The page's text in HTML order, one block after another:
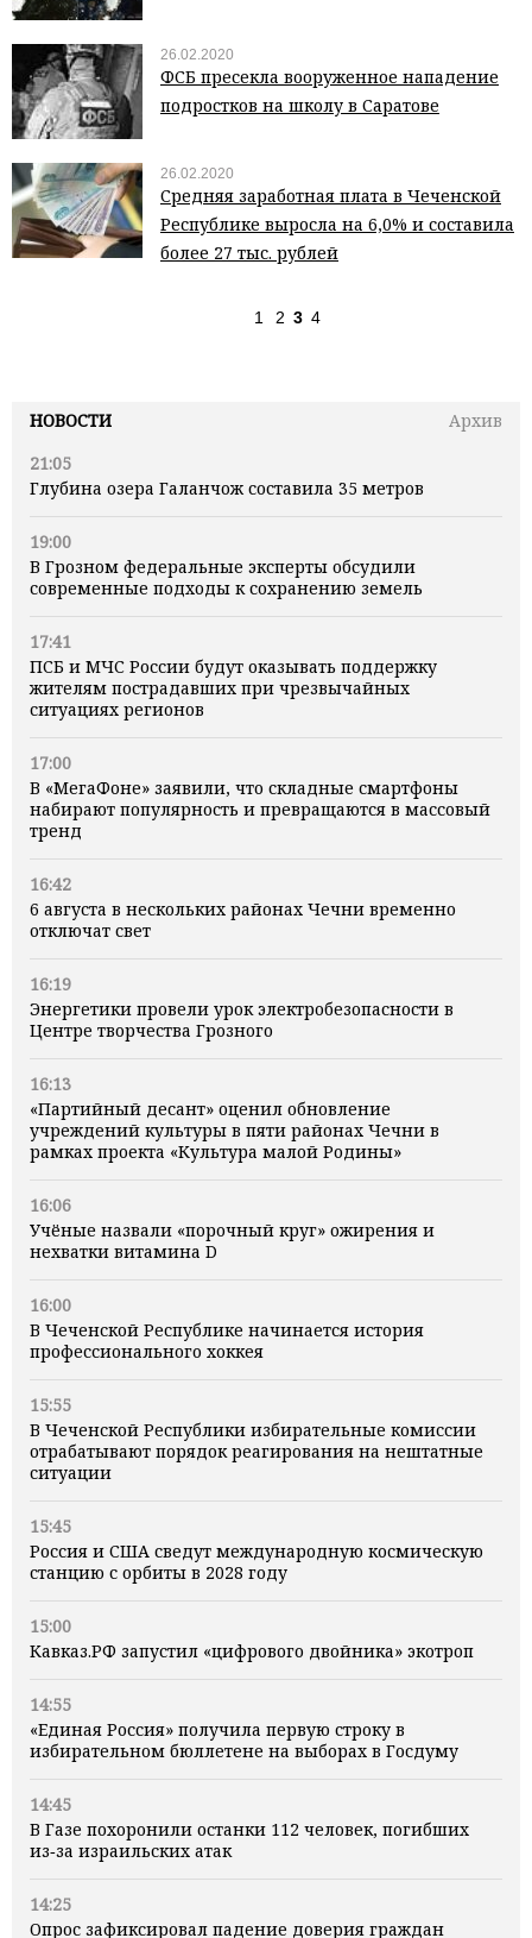
НОВОСТИ
Архив
21:05
Глубина озера Галанчож составила 35 метров
19:00
В Грозном федеральные эксперты обсудили
современные подходы к сохранению земель
17:41
ПСБ и МЧС России будут оказывать поддержку
жителям пострадавших при чрезвычайных
ситуациях регионов
17:00
В «МегаФоне» заявили, что складные смартфоны
набирают популярность и превращаются в массовый
тренд
16:42
6 августа в нескольких районах Чечни временно
отключат свет
16:19
Энергетики провели урок электробезопасности в
Центре творчества Грозного
16:13
«Партийный десант» оценил обновление
учреждений культуры в пяти районах Чечни в
рамках проекта «Культура малой Родины»
16:06
Учёные назвали «порочный круг» ожирения и
нехватки витамина D
16:00
В Чеченской Республике начинается история
профессионального хоккея
15:55
В Чеченской Республики избирательные комиссии
отрабатывают порядок реагирования на нештатные
ситуации
15:45
Россия и США сведут международную космическую
станцию с орбиты в 2028 году
15:00
Кавказ.РФ запустил «цифрового двойника» экотроп
14:55
«Единая Россия» получила первую строку в
избирательном бюллетене на выборах в Госдуму
14:45
В Газе похоронили останки 112 человек, погибших
из‑за израильских атак
14:25
Опрос зафиксировал падение доверия граждан
26.02.2020
ФСБ пресекла вооруженное нападение
подростков на школу в Саратове
26.02.2020
Средняя заработная плата в Чеченской
Республике выросла на 6,0% и составила
более 27 тыс. рублей
1 2 3 4